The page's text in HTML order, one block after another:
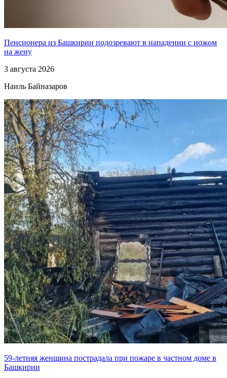
Пенсионера из Башкирии подозревают в нападении с ножом
на жену
3 августа 2026
Наиль Байназаров
59-летняя женщина пострадала при пожаре в частном доме в
Башкирии